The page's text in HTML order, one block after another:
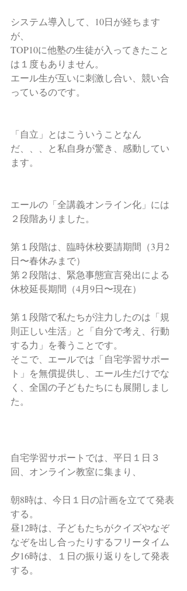
システム導入して、10日が経ちます
が、
TOP10に他塾の生徒が入ってきたこと
は１度もありません。
エール生が互いに刺激し合い、競い合
っているのです。
「自立」とはこういうことなん
だ、、、と私自身が驚き、感動してい
ます。
エールの「全講義オンライン化」には
２段階ありました。
第１段階は、臨時休校要請期間（3月2
日〜春休みまで）
第２段階は、緊急事態宣言発出による
休校延長期間（4月9日〜現在）
第１段階で私たちが注力したのは「規
則正しい生活」と「自分で考え、行動
する力」を養うことです。
そこで、エールでは「自宅学習サポー
ト」を無償提供し、エール生だけでな
く、全国の子どもたちにも展開しまし
た。
自宅学習サポートでは、平日１日３
回、オンライン教室に集まり、
朝8時は、今日１日の計画を立てて発表
する。
昼12時は、子どもたちがクイズやなぞ
なぞを出し合ったりするフリータイム
夕16時は、１日の振り返りをして発表
する。